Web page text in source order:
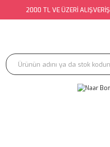
2000 TL VE ÜZERİ